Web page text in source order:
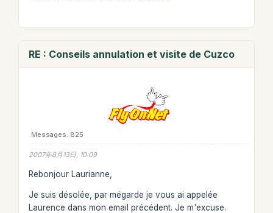
RE : Conseils annulation et visite de Cuzco
Messages: 825
2007年8月13日, 10:09
Rebonjour Laurianne,
Je suis désolée, par mégarde je vous ai appelée
Laurence dans mon email précédent. Je m'excuse.